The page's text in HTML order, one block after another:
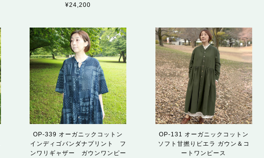
¥24,200
OP-339 オーガニックコットン
インディゴバンダナプリント フ
ンワリギャザー ガウンワンピー
OP-131 オーガニックコットン
ソフト甘撚りビエラ ガウン＆コ
ートワンピース